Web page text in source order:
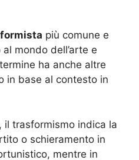
più comune e
mondo dell’arte e
ha anche altre
in base al contesto in
il trasformismo indica la
o schieramento in
mentre in